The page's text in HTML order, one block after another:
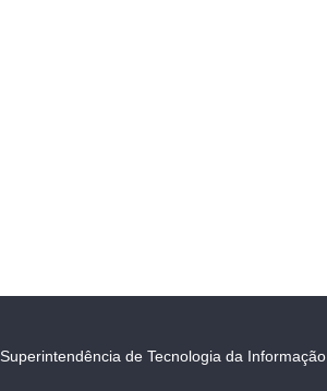
Superintendência de Tecnologia da Informação